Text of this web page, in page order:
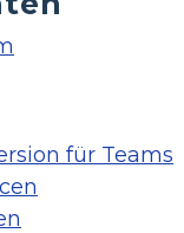
für Teams